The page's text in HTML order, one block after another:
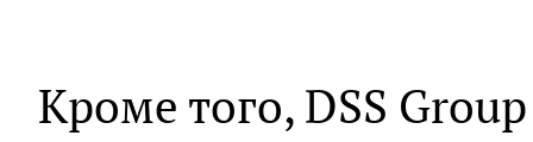
Кроме того, DSS